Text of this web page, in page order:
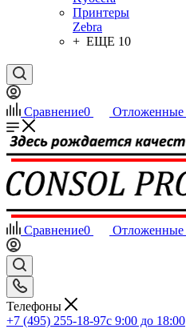
Принтеры
Zebra
+ ЕЩЕ 10
Сравнение0 Отложенные
Сравнение0 Отложенные
Телефоны
+7 (495) 255-18-97с 9:00 до 18:00